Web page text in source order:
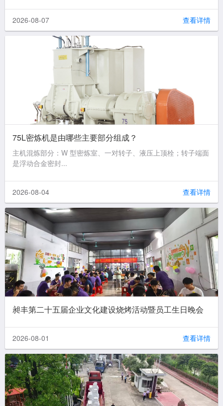
2026-08-07 查看详情
75L密炼机是由哪些主要部分组成？
主机混炼部分：W 型密炼室、一对转子、液压上顶栓；转子端面
是浮动合金密封...
2026-08-04 查看详情
昶丰第二十五届企业文化建设烧烤活动暨员工生日晚会
2026-08-01 查看详情